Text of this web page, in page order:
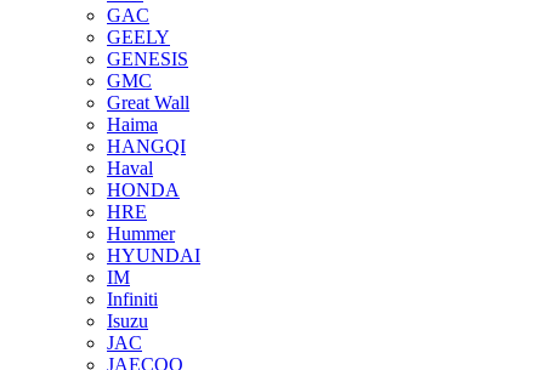
GAC
GEELY
GENESIS
GMC
Great Wall
Haima
HANGQI
Haval
HONDA
HRE
Hummer
HYUNDAI
IM
Infiniti
Isuzu
JAC
JAECOO